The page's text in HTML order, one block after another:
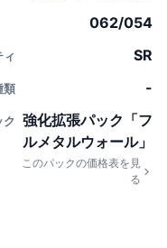
062/054
ィ SR
類 -
ク
強化拡張パック「フ
ルメタルウォール」
このパックの価格表を見
る